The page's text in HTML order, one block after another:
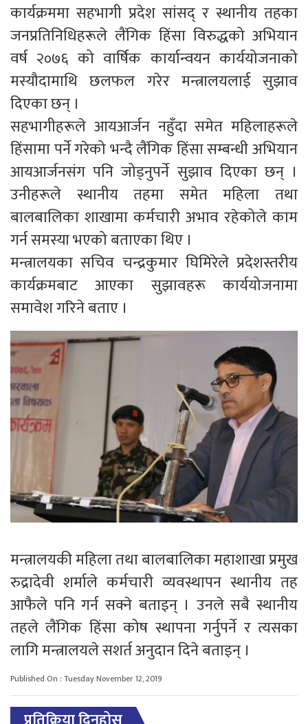
कार्यक्रममा सहभागी प्रदेश सांसद् र स्थानीय तहका
जनप्रतिनिधिहरूले लैंगिक हिंसा विरुद्धको अभियान
वर्ष २०७६ को वार्षिक कार्यान्वयन कार्ययोजनाको
मस्यौदामाथि छलफल गरेर मन्त्रालयलाई सुझाव
दिएका छन् ।
सहभागीहरूले आयआर्जन नहुँदा समेत महिलाहरूले
हिंसामा पर्ने गरेको भन्दै लैंगिक हिंसा सम्बन्धी अभियान
आयआर्जनसंग पनि जोड्नुपर्ने सुझाव दिएका छन् ।
उनीहरूले स्थानीय तहमा समेत महिला तथा
बालबालिका शाखामा कर्मचारी अभाव रहेकोले काम
गर्न समस्या भएको बताएका थिए ।
मन्त्रालयका सचिव चन्द्रकुमार घिमिरेले प्रदेशस्तरीय
कार्यक्रमबाट आएका सुझावहरू कार्ययोजनामा
समावेश गरिने बताए ।
मन्त्रालयकी महिला तथा बालबालिका महाशाखा प्रमुख
रुद्रादेवी शर्माले कर्मचारी व्यवस्थापन स्थानीय तह
आफैले पनि गर्न सक्ने बताइन् । उनले सबै स्थानीय
तहले लैंगिक हिंसा कोष स्थापना गर्नुपर्ने र त्यसका
लागि मन्त्रालयले सशर्त अनुदान दिने बताइन् ।
Published On : Tuesday November 12, 2019